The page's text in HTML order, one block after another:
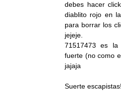
debes hacer
diablito rojo en
para borrar los
jejeje.
71517473 es
fuerte (no como
jajaja
Suerte